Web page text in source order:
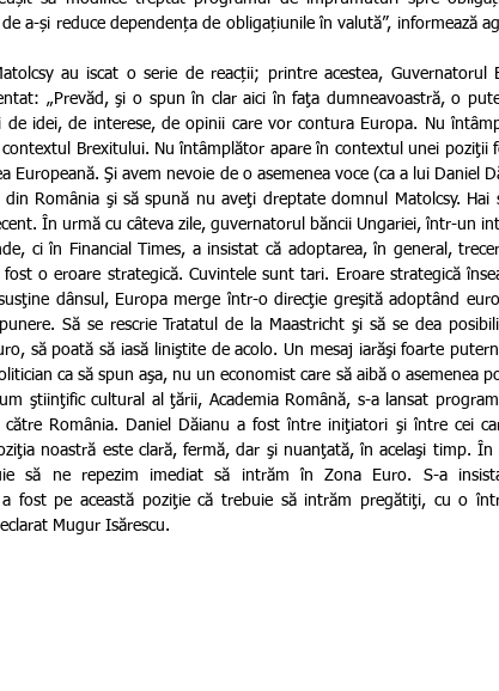
a-și reduce dependența de obligațiunile în valută”, informează
„Prevăd, şi o spun în clar aici în faţa dumneavoastră, o
de idei, de interese, de opinii care vor contura Europa. Nu
contextul Brexitului. Nu întâmplător apare în contextul unei poziţii
Europeană. Şi avem nevoie de o asemenea voce (ca a lui Daniel
România şi să spună nu aveţi dreptate domnul Matolcsy. Hai
În urmă cu câteva zile, guvernatorul băncii Ungariei, într-un
ci în Financial Times, a insistat că adoptarea, în general,
o eroare strategică. Cuvintele sunt tari. Eroare strategică
dânsul, Europa merge într-o direcţie greşită adoptând
Să se rescrie Tratatul de la Maastricht şi să se dea
să poată să iasă liniştite de acolo. Un mesaj iarăşi foarte
ca să spun aşa, nu un economist care să aibă o asemenea
ştiinţific cultural al ţării, Academia Română, s-a lansat
România. Daniel Dăianu a fost între iniţiatori şi între cei
noastră este clară, fermă, dar şi nuanţată, în acelaşi timp. În
să ne repezim imediat să intrăm în Zona Euro. S-a
a fost pe această poziţie că trebuie să intrăm pregătiţi, cu o
Mugur Isărescu.